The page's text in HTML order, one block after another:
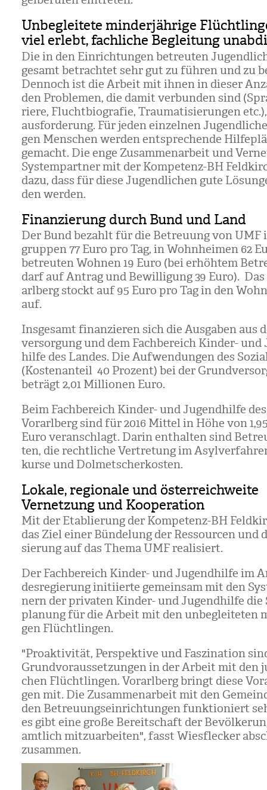
Unbegleitete minderjährige
viel erlebt, fachliche Begleitung
Die in den Ein­rich­tun­gen betreu­ten
gesamt betrach­tet sehr gut zu füh­ren und zu
Den­noch ist die Arbeit mit ihnen in die­ser
den Pro­ble­men, die damit ver­bun­den sind
riere, Flucht­bio­gra­fie, Trau­ma­ti­sie­run­gen
aus­for­de­rung. Für jeden ein­zel­nen
gen Men­schen wer­den ent­spre­chende
gemacht. Die enge Zusam­men­ar­beit und
Sys­tem­part­ner mit der Kom­pe­tenz-BH
dazu, dass für diese Jugend­li­chen gute
den wer­den.
Finanzierung durch Bund und Land
Der Bund bezahlt für die Betreu­ung von
grup­pen 77 Euro pro Tag, in Wohn­hei­men 62
betreu­ten Woh­nen 19 Euro (bei erhöh­tem
darf auf Antrag und Bewil­li­gung 39 Euro).
arl­berg stockt auf 95 Euro pro Tag in den
auf.
Ins­ge­samt finan­zie­ren sich die Aus­ga­ben aus
ver­sor­gung und dem Fach­be­reich Kin­der-
hilfe des Lan­des. Die Auf­wen­dun­gen des
(Kos­ten­an­teil 40 Pro­zent) bei der
beträgt 2,01 Mil­lio­nen Euro.
Beim Fach­be­reich Kin­der- und Jugend­hilfe
Vor­arl­berg sind für 2016 Mit­tel in Höhe von
Euro ver­an­schlagt. Darin ent­hal­ten sind
ten, die recht­li­che Ver­tre­tung im
kurse und Dol­met­scher­kos­ten.
Lokale, regionale und österreichweite
Vernetzung und Kooperation
Mit der Eta­blie­rung der Kom­pe­tenz-BH
das Ziel einer Bün­de­lung der Res­sour­cen und
sie­rung auf das Thema UMF rea­li­siert.
Der Fach­be­reich Kin­der- und Jugend­hilfe im
des­re­gie­rung initi­ierte gemein­sam mit den
nern der pri­va­ten Kin­der- und Jugend­hilfe
pla­nung für die Arbeit mit den unbe­glei­te­ten
gen Flücht­lin­gen.
"Pro­ak­ti­vi­tät, Per­spek­tive und Fas­zi­na­tion
Grund­vor­aus­set­zun­gen in der Arbeit mit den
chen Flücht­lin­gen. Vor­arl­berg bringt diese
gen mit. Die Zusam­men­ar­beit mit den
den Betreu­ungs­ein­rich­tun­gen funk­tio­niert
es gibt eine große Bereit­schaft der
amt­lich mit­zu­ar­bei­ten", fasst Wies­fle­cker
zusam­men.